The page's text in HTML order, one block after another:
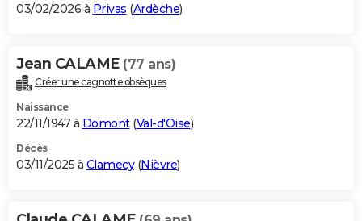
03/02/2026 à Privas (Ardèche)
Jean CALAME (77 ans)
Créer une cagnotte obsèques
Naissance
22/11/1947 à Domont(Val-d'Oise)
Décès
03/11/2025 à Clamecy(Nièvre)